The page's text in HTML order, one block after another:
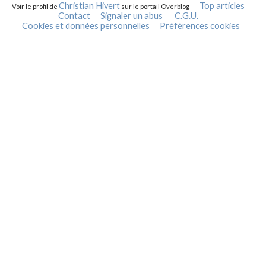
Voir le profil deChristian Hivert sur le portail Overblog
Top articles
Contact
Signaler un abus
C.G.U.
Cookies et données personnelles
Préférences cookies